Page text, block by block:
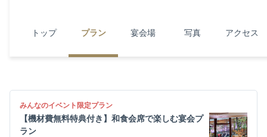
トップ プラン 宴会場 写真 アクセス
みんなのイベント限定プラン
【機材費無料特典付き】和食会席で楽しむ宴会プ
ラン